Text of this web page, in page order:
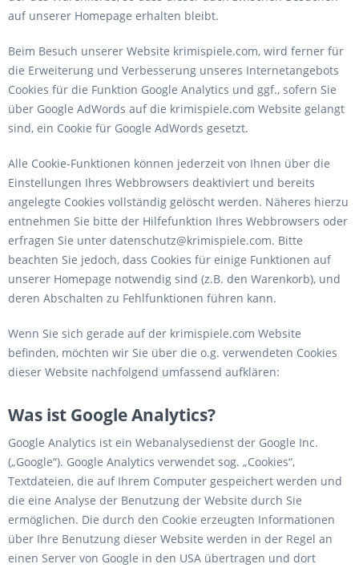
auf unserer Homepage erhalten bleibt.
Beim Besuch unserer Website krimispiele.com, wird ferner für
die Erweiterung und Verbesserung unseres Internetangebots
Cookies für die Funktion Google Analytics und ggf., sofern Sie
über Google AdWords auf die krimispiele.com Website gelangt
sind, ein Cookie für Google AdWords gesetzt.
Alle Cookie-Funktionen können jederzeit von Ihnen über die
Einstellungen Ihres Webbrowsers deaktiviert und bereits
angelegte Cookies vollständig gelöscht werden. Näheres hierzu
entnehmen Sie bitte der Hilfefunktion Ihres Webbrowsers oder
erfragen Sie unter datenschutz@krimispiele.com. Bitte
beachten Sie jedoch, dass Cookies für einige Funktionen auf
unserer Homepage notwendig sind (z.B. den Warenkorb), und
deren Abschalten zu Fehlfunktionen führen kann.
Wenn Sie sich gerade auf der krimispiele.com Website
befinden, möchten wir Sie über die o.g. verwendeten Cookies
dieser Website nachfolgend umfassend aufklären:
Was ist Google Analytics?
Google Analytics ist ein Webanalysedienst der Google Inc.
(„Google“). Google Analytics verwendet sog. „Cookies“,
Textdateien, die auf Ihrem Computer gespeichert werden und
die eine Analyse der Benutzung der Website durch Sie
ermöglichen. Die durch den Cookie erzeugten Informationen
über Ihre Benutzung dieser Website werden in der Regel an
einen Server von Google in den USA übertragen und dort